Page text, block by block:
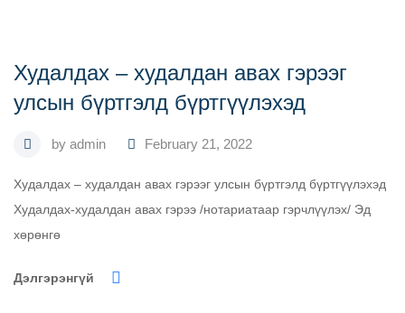
Худалдах – худалдан авах гэрээг
улсын бүртгэлд бүртгүүлэхэд
by admin February 21, 2022
Худалдах – худалдан авах гэрээг улсын бүртгэлд бүртгүүлэхэд
Худалдах-худалдан авах гэрээ /нотариатаар гэрчлүүлэх/ Эд
хөрөнгө
Дэлгэрэнгүй